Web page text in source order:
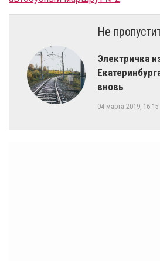
Не
Электричка
вновь
04 марта 2019, 16:15